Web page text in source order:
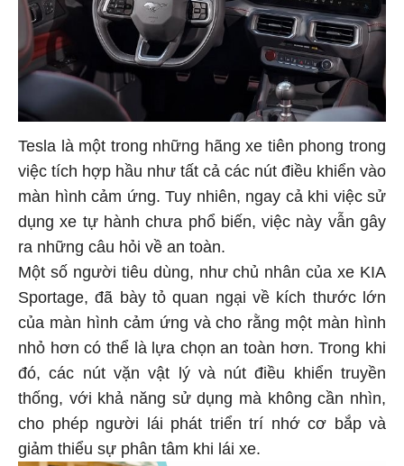
Tesla là một trong những hãng xe tiên phong trong
việc tích hợp hầu như tất cả các nút điều khiển vào
màn hình cảm ứng. Tuy nhiên, ngay cả khi việc sử
dụng xe tự hành chưa phổ biến, việc này vẫn gây
ra những câu hỏi về an toàn.
Một số người tiêu dùng, như chủ nhân của xe KIA
Sportage, đã bày tỏ quan ngại về kích thước lớn
của màn hình cảm ứng và cho rằng một màn hình
nhỏ hơn có thể là lựa chọn an toàn hơn. Trong khi
đó, các nút vặn vật lý và nút điều khiển truyền
thống, với khả năng sử dụng mà không cần nhìn,
cho phép người lái phát triển trí nhớ cơ bắp và
giảm thiểu sự phân tâm khi lái xe.